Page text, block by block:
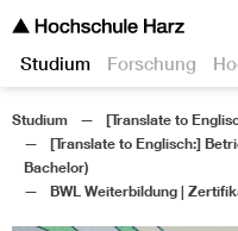
Studium Forschung
Studium
[Translate to
[Translate to Englisch:]
Bachelor)
BWL Weiterbildung |